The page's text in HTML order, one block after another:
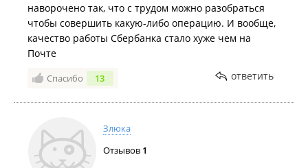
наворочено так, что с трудом можно разобраться
чтобы совершить какую-либо операцию. И вообще,
качество работы Сбербанка стало хуже чем на
Почте
Спасибо 13 ответить
Злюка
Отзывов 1